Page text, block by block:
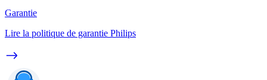
Garantie
Lire la politique de garantie Philips